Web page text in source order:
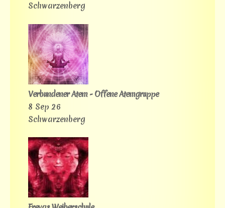
Schwarzenberg
Verbundener Atem - Offene Atemgruppe
8 Sep 26
Schwarzenberg